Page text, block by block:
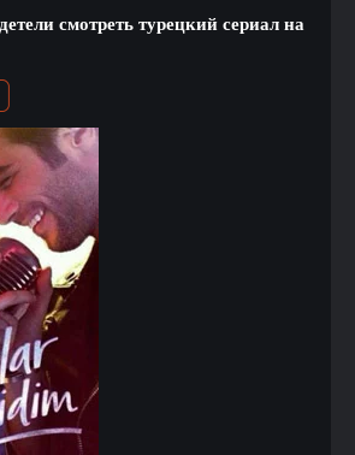
смотреть турецкий сериал на